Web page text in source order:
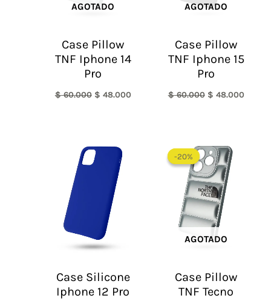
AGOTADO
Case Pillow
TNF Iphone 14
Pro
$60.000 $ 48.000
AGOTADO
Case Pillow
TNF Iphone 15
Pro
$60.000 $ 48.000
Case Silicone
Iphone 12 Pro
-20%
AGOTADO
-20%
Case Pillow
TNF Tecno
precio
original
era:
$ 60.000.